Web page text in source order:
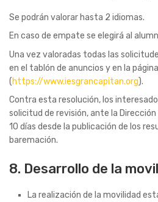
Se podrán valorar hasta 2 idiomas.
En caso de empate se elegirá al
Una vez valoradas todas las
en el tablón de anuncios y en la
(https://www.iesgrancapitan.org).
Contra esta resolución, los
solicitud de revisión, ante la Dirección
10 días desde la publicación de los
baremación.
8. Desarrollo de la
La realización de la movilidad